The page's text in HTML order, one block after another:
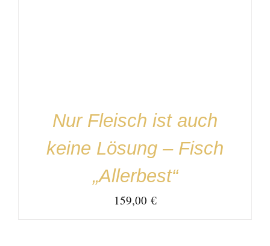
Nur Fleisch ist auch
keine Lösung – Fisch
„Allerbest“
159,00 €